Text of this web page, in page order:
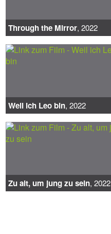
Through the Mirror, 2022
Weil ich Leo bin, 2022
Zu alt, um jung zu sein, 2022